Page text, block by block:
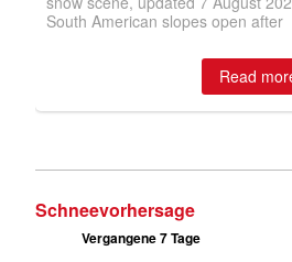
Schneevorhersage
Vergangene 7 Tage